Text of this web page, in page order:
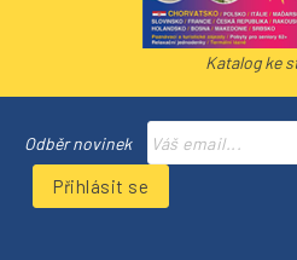
Katalog ke
Odběr novinek
Přihlásit se